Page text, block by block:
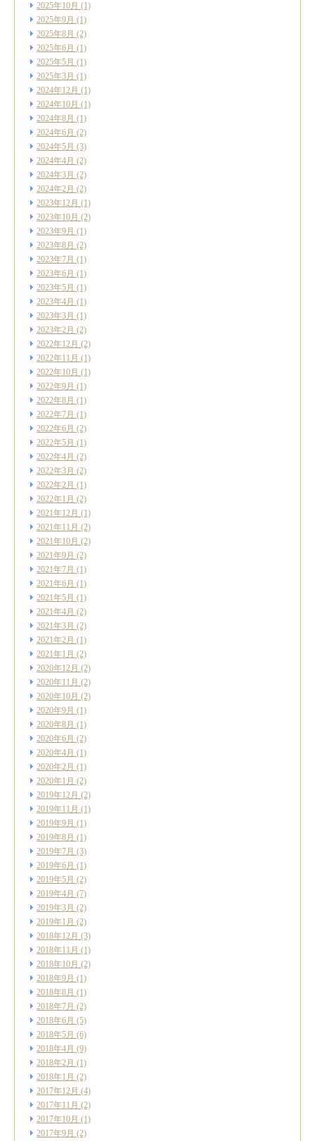
2025年10月 (1)
2025年9月 (1)
2025年8月 (2)
2025年6月 (1)
2025年5月 (1)
2025年3月 (1)
2024年12月 (1)
2024年10月 (1)
2024年8月 (1)
2024年6月 (2)
2024年5月 (3)
2024年4月 (2)
2024年3月 (2)
2024年2月 (2)
2023年12月 (1)
2023年10月 (2)
2023年9月 (1)
2023年8月 (2)
2023年7月 (1)
2023年6月 (1)
2023年5月 (1)
2023年4月 (1)
2023年3月 (1)
2023年2月 (2)
2022年12月 (2)
2022年11月 (1)
2022年10月 (1)
2022年9月 (1)
2022年8月 (1)
2022年7月 (1)
2022年6月 (2)
2022年5月 (1)
2022年4月 (2)
2022年3月 (2)
2022年2月 (1)
2022年1月 (2)
2021年12月 (1)
2021年11月 (2)
2021年10月 (2)
2021年9月 (2)
2021年7月 (1)
2021年6月 (1)
2021年5月 (1)
2021年4月 (2)
2021年3月 (2)
2021年2月 (1)
2021年1月 (2)
2020年12月 (2)
2020年11月 (2)
2020年10月 (2)
2020年9月 (1)
2020年8月 (1)
2020年6月 (2)
2020年4月 (1)
2020年2月 (1)
2020年1月 (2)
2019年12月 (2)
2019年11月 (1)
2019年9月 (1)
2019年8月 (1)
2019年7月 (3)
2019年6月 (1)
2019年5月 (2)
2019年4月 (7)
2019年3月 (2)
2019年1月 (2)
2018年12月 (3)
2018年11月 (1)
2018年10月 (2)
2018年9月 (1)
2018年8月 (1)
2018年7月 (2)
2018年6月 (5)
2018年5月 (6)
2018年4月 (9)
2018年2月 (1)
2018年1月 (2)
2017年12月 (4)
2017年11月 (2)
2017年10月 (1)
2017年9月 (2)